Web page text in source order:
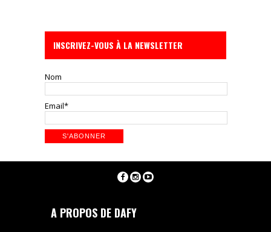
INSCRIVEZ-VOUS À LA NEWSLETTER
Nom
Email*
A PROPOS DE DAFY